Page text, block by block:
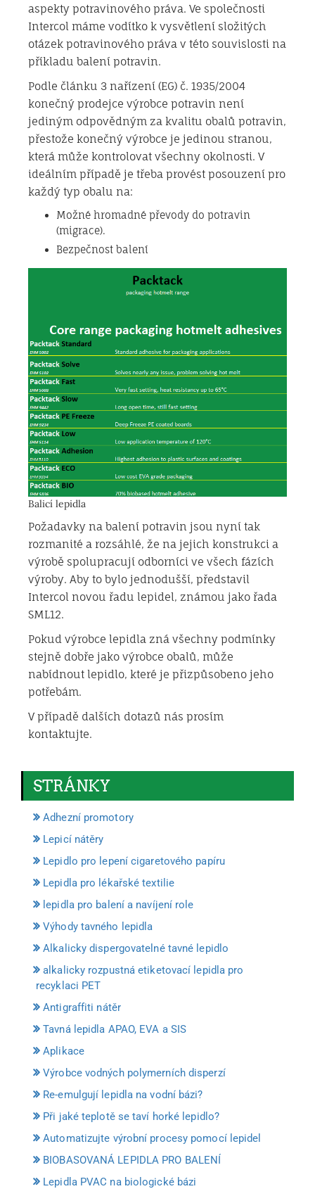
aspekty potravinového práva. Ve společnosti
Intercol máme vodítko k vysvětlení složitých
otázek potravinového práva v této souvislosti na
příkladu balení potravin.
Podle článku 3 nařízení (EG) č. 1935/2004
konečný prodejce výrobce potravin není
jediným odpovědným za kvalitu obalů potravin,
přestože konečný výrobce je jedinou stranou,
která může kontrolovat všechny okolnosti. V
ideálním případě je třeba provést posouzení pro
každý typ obalu na:
Možné hromadné převody do potravin
(migrace).
Bezpečnost balení
Balicí lepidla
Požadavky na balení potravin jsou nyní tak
rozmanité a rozsáhlé, že na jejich konstrukci a
výrobě spolupracují odborníci ve všech fázích
výroby. Aby to bylo jednodušší, představil
Intercol novou řadu lepidel, známou jako řada
SML12.
Pokud výrobce lepidla zná všechny podmínky
stejně dobře jako výrobce obalů, může
nabídnout lepidlo, které je přizpůsobeno jeho
potřebám.
V případě dalších dotazů nás prosím
kontaktujte.
STRÁNKY
Adhezní promotory
Lepicí nátěry
Lepidlo pro lepení cigaretového papíru
Lepidla pro lékařské textilie
lepidla pro balení a navíjení role
Výhody tavného lepidla
Alkalicky dispergovatelné tavné lepidlo
alkalicky rozpustná etiketovací lepidla pro
recyklaci PET
Antigraffiti nátěr
Tavná lepidla APAO, EVA a SIS
Aplikace
Výrobce vodných polymerních disperzí
Re-emulgují lepidla na vodní bázi?
Při jaké teplotě se taví horké lepidlo?
Automatizujte výrobní procesy pomocí lepidel
BIOBASOVANÁ LEPIDLA PRO BALENÍ
Lepidla PVAC na biologické bázi